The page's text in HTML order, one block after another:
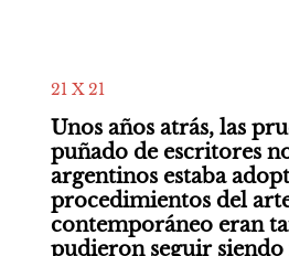
21 X 21
Unos años atrás, las
puñado de escritores
argentinos estaba
procedimientos del
contemporáneo eran
pudieron seguir siendo